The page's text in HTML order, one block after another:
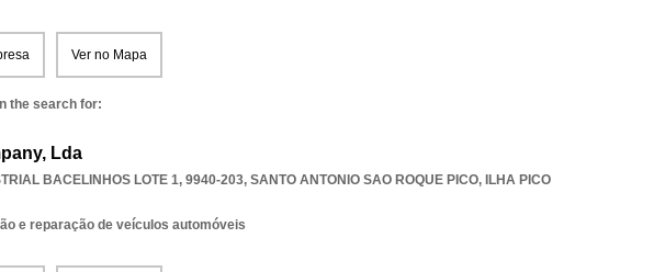
Ver no Mapa
the search for:
Lda
BACELINHOS LOTE 1, 9940-203, SANTO ANTONIO SAO ROQUE PICO, ILHA PICO
e reparação de veículos automóveis